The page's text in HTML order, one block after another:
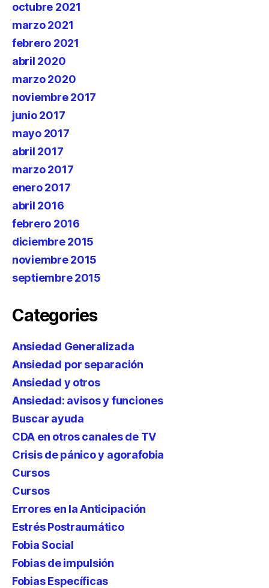
octubre 2021
marzo 2021
febrero 2021
abril 2020
marzo 2020
noviembre 2017
junio 2017
mayo 2017
abril 2017
marzo 2017
enero 2017
abril 2016
febrero 2016
diciembre 2015
noviembre 2015
septiembre 2015
Categories
Ansiedad Generalizada
Ansiedad por separación
Ansiedad y otros
Ansiedad: avisos y funciones
Buscar ayuda
CDA en otros canales de TV
Crisis de pánico y agorafobia
Cursos
Cursos
Errores en la Anticipación
Estrés Postraumático
Fobia Social
Fobias de impulsión
Fobias Específicas